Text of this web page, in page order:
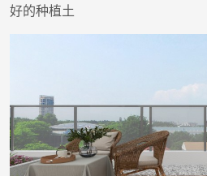
好的种植土